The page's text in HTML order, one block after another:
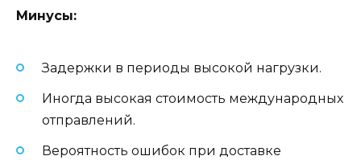
Минусы:
Задержки в периоды высокой нагрузки.
Иногда высокая стоимость международных
отправлений.
Вероятность ошибок при доставке